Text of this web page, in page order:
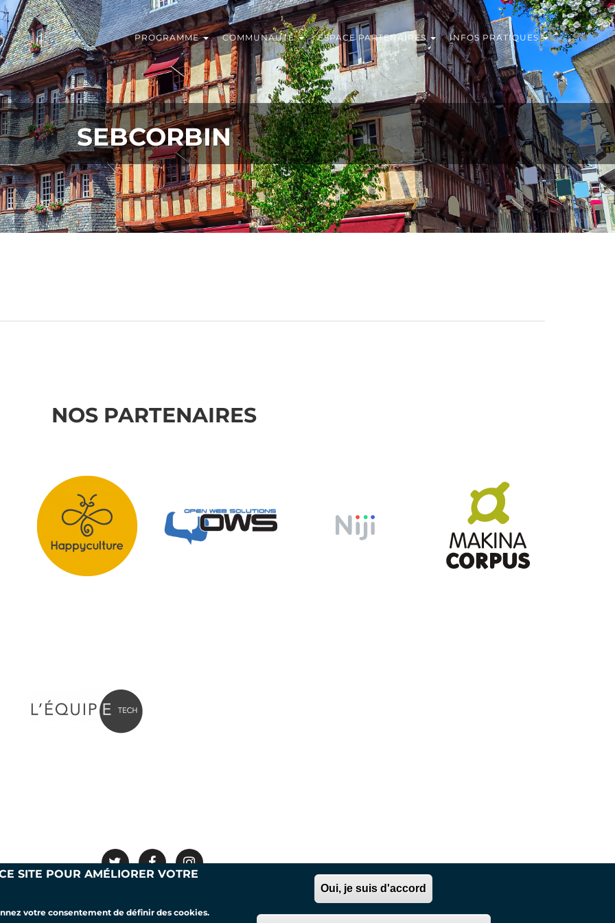
PROGRAMME COMMUNAUTÉ ESPACE PARTENAIRES INFOS PRATIQUES
SEBCORBIN
NOS PARTENAIRES
Mentions légales Nous contacter
SITE POUR AMÉLIORER VOTRE
votre consentement de définir des cookies.
Oui, je suis d'accord